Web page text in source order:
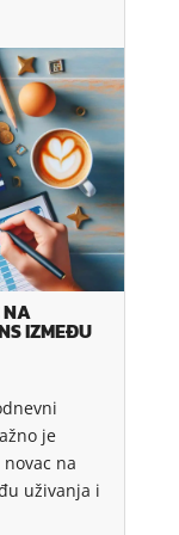
NA
IZMEĐU
je
na
uživanja i